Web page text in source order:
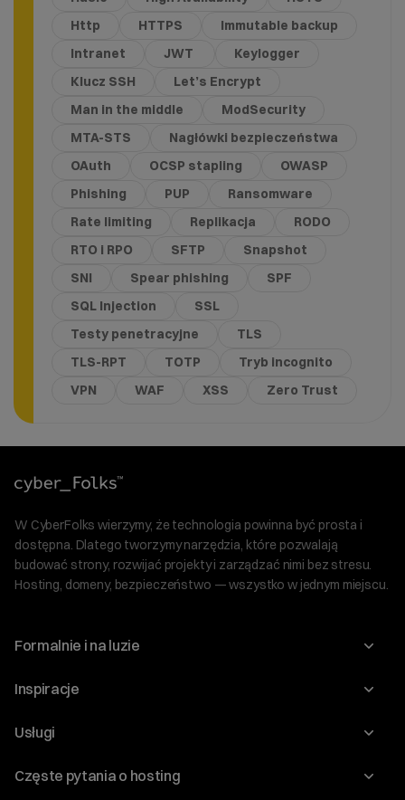
Http
HTTPS
Immutable backup
Intranet
JWT
Keylogger
Klucz SSH
Let’s Encrypt
Man in the middle
ModSecurity
MTA-STS
Nagłówki bezpieczeństwa
OAuth
OCSP stapling
OWASP
Phishing
PUP
Ransomware
Rate limiting
Replikacja
RODO
RTO i RPO
SFTP
Snapshot
SNI
Spear phishing
SPF
SQL Injection
SSL
Testy penetracyjne
TLS
TLS-RPT
TOTP
Tryb incognito
VPN
WAF XSS Zero Trust
W CyberFolks wierzymy, że technologia powinna być prosta i
dostępna. Dlatego tworzymy narzędzia, które pozwalają
budować strony, rozwijać projekty i zarządzać nimi bez stresu.
Hosting, domeny, bezpieczeństwo — wszystko w jednym miejscu.
Formalnie i na luzie
O nas
Program Korzyści dla Inwestorów
Regulaminy i specyfikacje
Inspiracje
Blog
WordPress
Usługi
Domeny
Częste pytania o hosting